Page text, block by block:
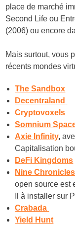
place de marché
Second Life ou
(2006) ou encore
Mais surtout, vous
récents mondes
The Sandbox
Decentraland
Cryptovoxels
Somnium
Axie Infinity,
Capitalisation
DeFi Kingdoms
Nine Chronicles
open source est
Il à installer sur
Crabada
Yield Hunt